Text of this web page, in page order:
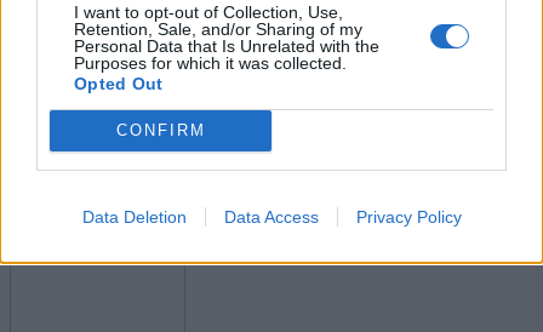
I want to opt-out of Collection, Use,
Retention, Sale, and/or Sharing of my
Personal Data that Is Unrelated with the
Purposes for which it was collected.
Opted Out
CONFIRM
Data Deletion Data Access Privacy Policy
Nauka
Czy zgadniemy Twój wiek po wiedzy